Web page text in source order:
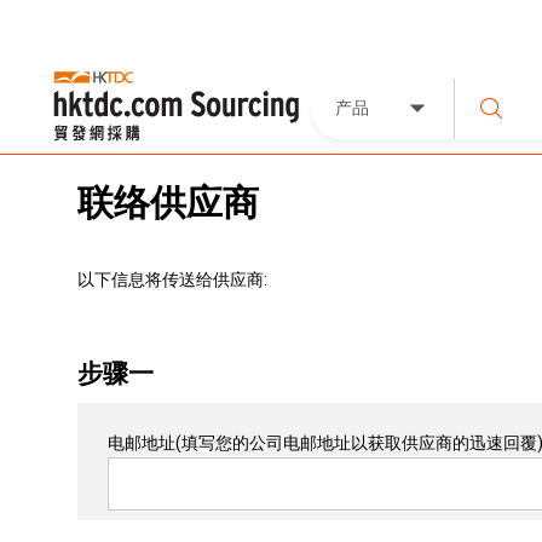
产品
联络供应商
以下信息将传送给供应商:
步骤一
电邮地址(填写您的公司电邮地址以获取供应商的迅速回覆)